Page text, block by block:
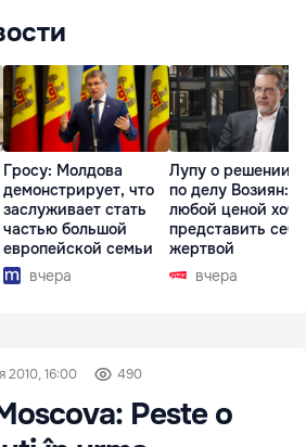
Гросу: Молдова
демонстрирует, что
заслуживает стать
частью большой
европейской семьи
вчера
Лупу о решении
по делу Возиян:
любой ценой
представить себя
жертвой
вчера
2010, 16:00 490
Peste o